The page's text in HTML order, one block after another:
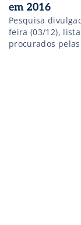
em 2016
Pesquisa
feira (03/12),
procurados